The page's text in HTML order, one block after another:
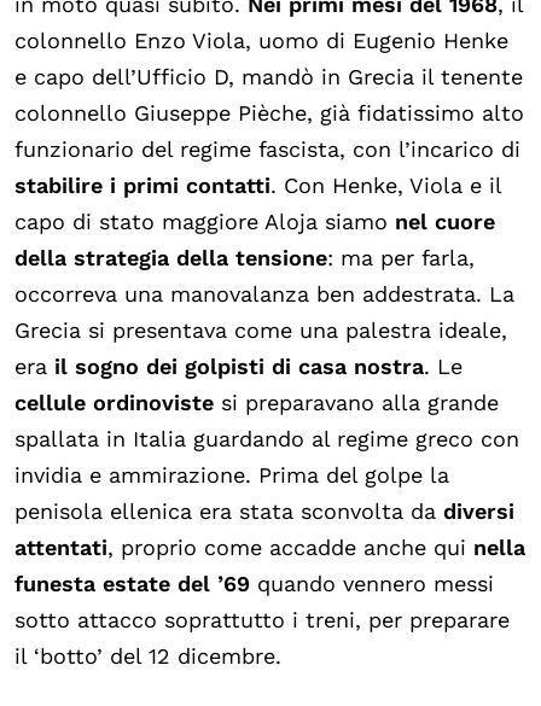
colonnello Enzo Viola, uomo di Eugenio Henke
e capo dell’Ufficio D, mandò in Grecia il tenente
colonnello Giuseppe Pièche, già fidatissimo alto
funzionario del regime fascista, con l’incarico di
stabilire i primi contatti. Con Henke, Viola e il
capo di stato maggiore Aloja siamo nel cuore
della strategia della tensione: ma per farla,
occorreva una manovalanza ben addestrata. La
Grecia si presentava come una palestra ideale,
era il sogno dei golpisti di casa nostra. Le
cellule ordinoviste si preparavano alla grande
spallata in Italia guardando al regime greco con
invidia e ammirazione. Prima del golpe la
penisola ellenica era stata sconvolta da diversi
attentati, proprio come accadde anche qui nella
funesta estate del ’69 quando vennero messi
sotto attacco soprattutto i treni, per preparare
il ‘botto’ del 12 dicembre.